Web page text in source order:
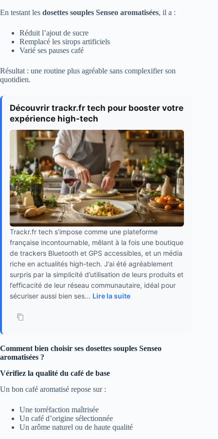
En testant les dosettes souples Senseo aromatisées, il a :
Réduit l’ajout de sucre
Remplacé les sirops artificiels
Varié ses pauses café
Résultat : une routine plus agréable sans complexifier son
quotidien.
Découvrir trackr.fr tech pour booster votre
expérience high-tech
Trackr.fr tech s’impose comme une plateforme
française incontournable, mêlant à la fois une boutique
de trackers Bluetooth et GPS accessibles, et un média
riche en actualités high-tech. J’ai été agréablement
surpris par la simplicité d’utilisation de leurs produits et
l’efficacité de leur réseau communautaire, idéal pour
sécuriser aussi bien ses... Lire la suite
Comment bien choisir ses dosettes souples Senseo
aromatisées ?
Vérifiez la qualité du café de base
Un bon café aromatisé repose sur :
Une torréfaction maîtrisée
Un café d’origine sélectionnée
Un arôme naturel ou de haute qualité